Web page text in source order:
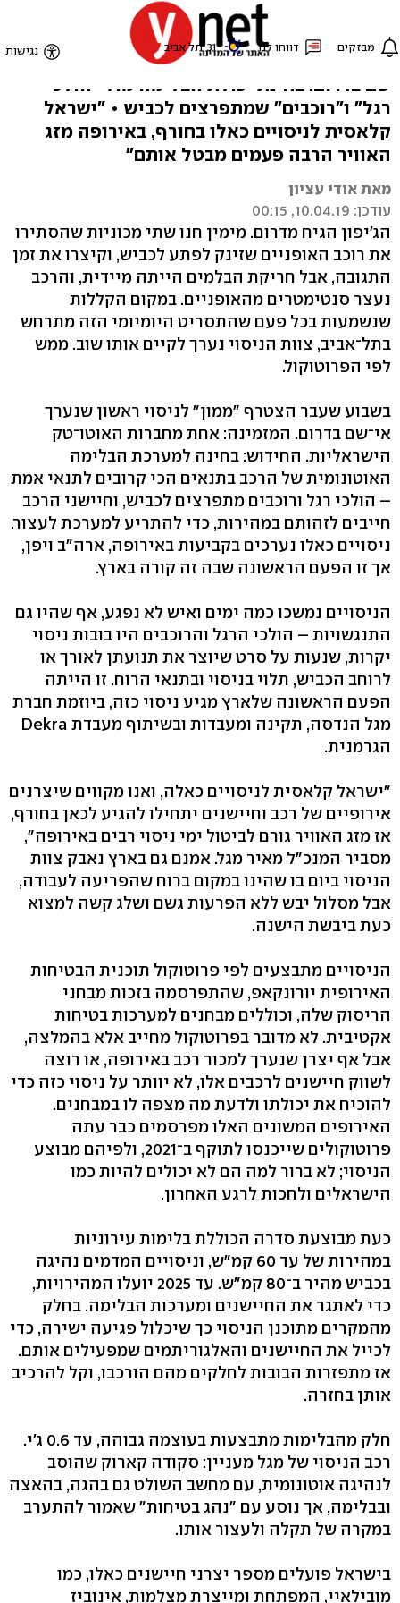
ניסוי רטוב על כביש יבש
"ממון" הצטרף לניסוי ראשון ברכב אוטונומי, אי
שם בדרום: בחינת יכולת הבלימה מול "הולכי
רגל" ו"רוכבים" שמתפרצים לכביש • "ישראל
קלאסית לניסויים כאלו בחורף, באירופה מזג
האוויר הרבה פעמים מבטל אותם"
מאת אודי עציון
עודכן: 10.04.19, 00:15
הג'יפון הגיח מדרום. מימין חנו שתי מכוניות שהסתירו
את רוכב האופניים שזינק לפתע לכביש, וקיצרו את זמן
התגובה, אבל חריקת הבלמים הייתה מיידית, והרכב
נעצר סנטימטרים מהאופניים. במקום הקללות
שנשמעות בכל פעם שהתסריט היומיומי הזה מתרחש
בתל־אביב, צוות הניסוי נערך לקיים אותו שוב. ממש
לפי הפרוטוקול.
בשבוע שעבר הצטרף "ממון" לניסוי ראשון שנערך
אי־שם בדרום. המזמינה: אחת מחברות האוטו־טק
הישראליות. החידוש: בחינה למערכת הבלימה
האוטונומית של הרכב בתנאים הכי קרובים לתנאי אמת
– הולכי רגל ורוכבים מתפרצים לכביש, וחיישני הרכב
חייבים לזהותם במהירות, כדי להתריע למערכת לעצור.
ניסויים כאלו נערכים בקביעות באירופה, ארה"ב ויפן,
אך זו הפעם הראשונה שבה זה קורה בארץ.
הניסויים נמשכו כמה ימים ואיש לא נפגע, אף שהיו גם
התנגשויות – הולכי הרגל והרוכבים היו בובות ניסוי
יקרות, שנעות על סרט שיוצר את תנועתן לאורך או
לרוחב הכביש, תלוי בניסוי ובתנאי הרוח. זו הייתה
הפעם הראשונה שלארץ מגיע ניסוי כזה, ביוזמת חברת
מגל הנדסה, תקינה ומעבדות ובשיתוף מעבדת Dekra
הגרמנית.
"ישראל קלאסית לניסויים כאלה, ואנו מקווים שיצרנים
אירופיים של רכב וחיישנים יתחילו להגיע לכאן בחורף,
אז מזג האוויר גורם לביטול ימי ניסוי רבים באירופה",
מסביר המנכ"ל מאיר מגל. אמנם גם בארץ נאבק צוות
הניסוי ביום בו שהינו במקום ברוח שהפריעה לעבודה,
אבל מסלול יבש ללא הפרעות גשם ושלג קשה למצוא
כעת ביבשת הישנה.
הניסויים מתבצעים לפי פרוטוקול תוכנית הבטיחות
האירופית יורונקאפ, שהתפרסמה בזכות מבחני
הריסוק שלה, וכוללים מבחנים למערכות בטיחות
אקטיבית. לא מדובר בפרוטוקול מחייב אלא בהמלצה,
אבל אף יצרן שנערך למכור רכב באירופה, או רוצה
לשווק חיישנים לרכבים אלו, לא יוותר על ניסוי כזה כדי
להוכיח את יכולתו ולדעת מה מצפה לו במבחנים.
האירופים המשונים האלו מפרסמים כבר עתה
פרוטוקולים שייכנסו לתוקף ב־2021, ולפיהם מבוצע
הניסוי; לא ברור למה הם לא יכולים להיות כמו
הישראלים ולחכות לרגע האחרון.
כעת מבוצעת סדרה הכוללת בלימות עירוניות
במהירות של עד 60 קמ"ש, וניסויים המדמים נהיגה
בכביש מהיר ב־80 קמ"ש. עד 2025 יועלו המהירויות,
כדי לאתגר את החיישנים ומערכות הבלימה. בחלק
מהמקרים מתוכנן הניסוי כך שיכלול פגיעה ישירה, כדי
לכייל את החיישנים והאלגוריתמים שמפעילים אותם.
אז מתפזרות הבובות לחלקים מהם הורכבו, וקל להרכיב
אותן בחזרה.
חלק מהבלימות מתבצעות בעוצמה גבוהה, עד 0.6 ג'י.
רכב הניסוי של מגל מעניין: סקודה קארוק שהוסב
לנהיגה אוטונומית, עם מחשב השולט גם בהגה, בהאצה
ובבלימה, אך נוסע עם "נהג בטיחות" שאמור להתערב
במקרה של תקלה ולעצור אותו.
בישראל פועלים מספר יצרני חיישנים כאלו, כמו
מובילאיי, המפתחת ומייצרת מצלמות, אינוביז